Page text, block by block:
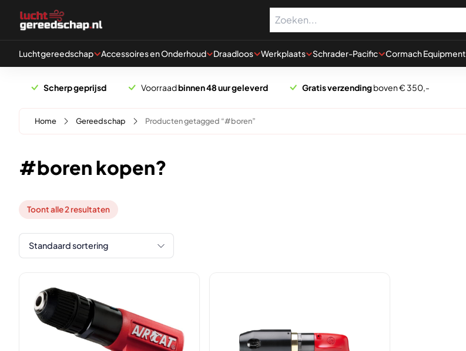
Luchtgereedschap Accessoires en Onderhoud Draadloos Werkplaats Schrader-Pacific Cormach Equipment
Scherp geprijsd Voorraadbinnen 48 uur geleverd Gratis verzendingboven € 350,-
Home Gereedschap Producten getagged “#boren”
#boren kopen?
Toont alle 2 resultaten